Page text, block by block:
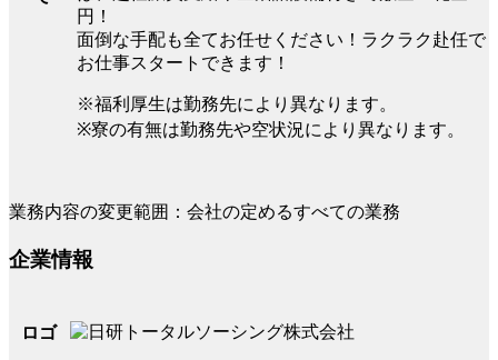
円！
面倒な手配も全てお任せください！ラクラク赴任で
お仕事スタートできます！
※福利厚生は勤務先により異なります。
※寮の有無は勤務先や空状況により異なります。
業務内容の変更範囲：会社の定めるすべての業務
企業情報
ロゴ